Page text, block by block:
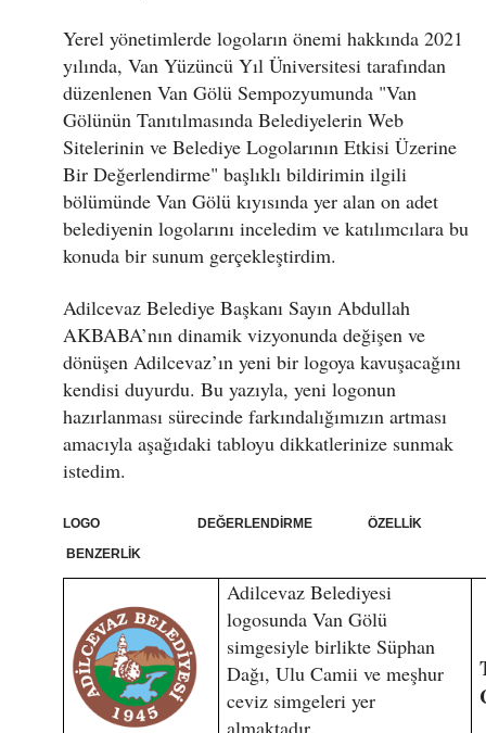
Yerel yönetimlerde logoların önemi hakkında 2021
yılında, Van Yüzüncü Yıl Üniversitesi tarafından
düzenlenen Van Gölü Sempozyumunda "Van
Gölünün Tanıtılmasında Belediyelerin Web
Sitelerinin ve Belediye Logolarının Etkisi Üzerine
Bir Değerlendirme" başlıklı bildirimin ilgili
bölümünde Van Gölü kıyısında yer alan on adet
belediyenin logolarını inceledim ve katılımcılara bu
konuda bir sunum gerçekleştirdim.
Adilcevaz Belediye Başkanı Sayın Abdullah
AKBABA’nın dinamik vizyonunda değişen ve
dönüşen Adilcevaz’ın yeni bir logoya kavuşacağını
kendisi duyurdu. Bu yazıyla, yeni logonun
hazırlanması sürecinde farkındalığımızın artması
amacıyla aşağıdaki tabloyu dikkatlerinize sunmak
istedim.
LOGO DEĞERLENDİRME ÖZELLİK
BENZERLİK
Adilcevaz Belediyesi
logosunda Van Gölü
simgesiyle birlikte Süphan
Dağı, Ulu Camii ve meşhur
ceviz simgeleri yer